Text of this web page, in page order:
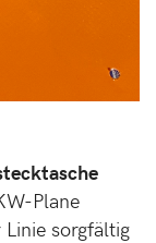
Plane
sorgfältig